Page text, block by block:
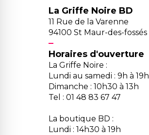
La Griffe Noire BD
11 Rue de la Varenne
94100 St Maur-des-fossés
Horaires d'ouverture
La Griffe Noire :
Lundi au samedi : 9h à 19h
Dimanche : 10h30 à 13h
Tel : 01 48 83 67 47
La boutique BD :
Lundi : 14h30 à 19h